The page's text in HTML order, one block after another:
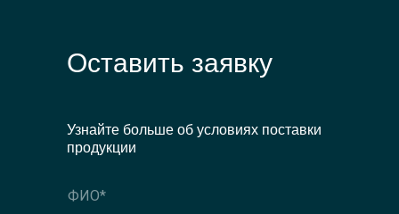
Узнайте больше об условиях поставки
продукции
Оставить заявку